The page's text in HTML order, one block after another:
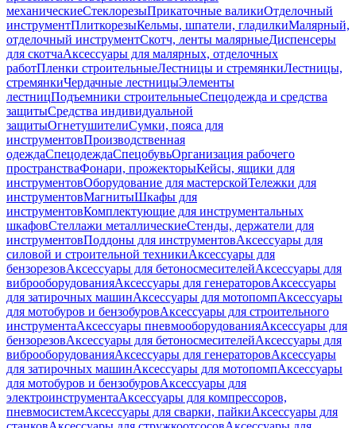
механическиеСтеклорезыПрикаточные валикиОтделочный
инструментПлиткорезыКельмы, шпатели, гладилкиМалярный,
отделочный инструментСкотч, ленты малярныеДиспенсеры
для скотчаАксессуары для малярных, отделочных
работПленки строительныеЛестницы и стремянкиЛестницы,
стремянкиЧердачные лестницыЭлементы
лестницПодъемники строительныеСпецодежда и средства
защитыСредства индивидуальной
защитыОгнетушителиСумки, пояса для
инструментовПроизводственная
одеждаСпецодеждаСпецобувьОрганизация рабочего
пространстваФонари, прожекторыКейсы, ящики для
инструментовОборудование для мастерскойТележки для
инструментовМагнитыШкафы для
инструментовКомплектующие для инструментальных
шкафовСтеллажи металлическиеСтенды, держатели для
инструментовПоддоны для инструментовАксессуары для
силовой и строительной техникиАксессуары для
бензорезовАксессуары для бетоносмесителейАксессуары для
виброоборудованияАксессуары для генераторовАксессуары
для затирочных машинАксессуары для мотопомпАксессуары
для мотобуров и бензобуровАксессуары для строительного
инструментаАксессуары пневмооборудованияАксессуары для
бензорезовАксессуары для бетоносмесителейАксессуары для
виброоборудованияАксессуары для генераторовАксессуары
для затирочных машинАксессуары для мотопомпАксессуары
для мотобуров и бензобуровАксессуары для
электроинструментаАксессуары для компрессоров,
пневмосистемАксессуары для сварки, пайкиАксессуары для